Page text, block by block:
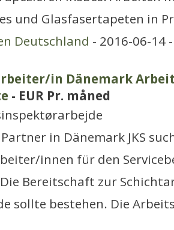
und Glasfasertapeten in
Deutschland - 2016-06-14
in Dänemark
- EUR Pr. måned
in Dänemark JKS
innen für den
Bereitschaft zur
sollte bestehen. Die